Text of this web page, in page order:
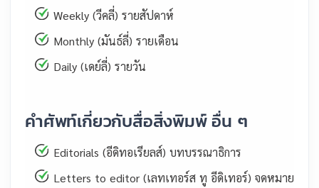
Weekly (วีคลี่) รายสัปดาห์
Monthly (มันธ์ลี่) รายเดือน
Daily (เดย์ลี่) รายวัน
คำศัพท์เกี่ยวกับสื่อสิ่งพิมพ์ อื่น ๆ
Editorials (อีดิทอเรียลส์) บทบรรณาธิการ
Letters to editor (เลทเทอร์ส ทู อีดิเทอร์) จดหมาย